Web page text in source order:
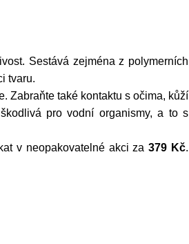
Sestává zejména z polymerních
tvaru.
Zabraňte také kontaktu s očima, kůží
pro vodní organismy, a to s
v neopakovatelné akci za379 Kč.